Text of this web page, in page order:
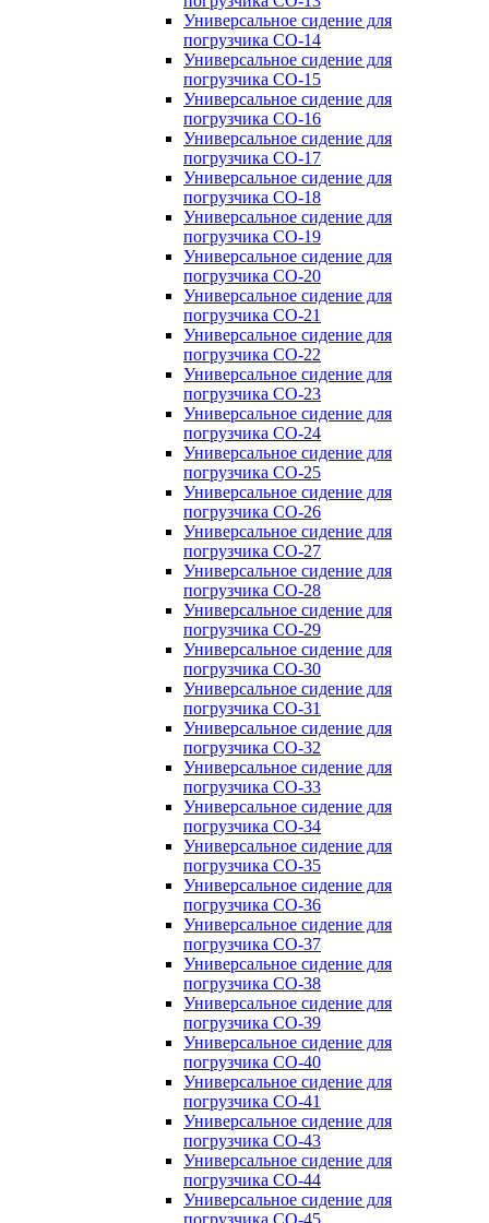
Универсальное сидение для
погрузчика CO-14
Универсальное сидение для
погрузчика CO-15
Универсальное сидение для
погрузчика CO-16
Универсальное сидение для
погрузчика CO-17
Универсальное сидение для
погрузчика CO-18
Универсальное сидение для
погрузчика CO-19
Универсальное сидение для
погрузчика CO-20
Универсальное сидение для
погрузчика CO-21
Универсальное сидение для
погрузчика CO-22
Универсальное сидение для
погрузчика CO-23
Универсальное сидение для
погрузчика CO-24
Универсальное сидение для
погрузчика CO-25
Универсальное сидение для
погрузчика CO-26
Универсальное сидение для
погрузчика CO-27
Универсальное сидение для
погрузчика CO-28
Универсальное сидение для
погрузчика CO-29
Универсальное сидение для
погрузчика CO-30
Универсальное сидение для
погрузчика CO-31
Универсальное сидение для
погрузчика CO-32
Универсальное сидение для
погрузчика CO-33
Универсальное сидение для
погрузчика CO-34
Универсальное сидение для
погрузчика CO-35
Универсальное сидение для
погрузчика CO-36
Универсальное сидение для
погрузчика CO-37
Универсальное сидение для
погрузчика CO-38
Универсальное сидение для
погрузчика CO-39
Универсальное сидение для
погрузчика CO-40
Универсальное сидение для
погрузчика CO-41
Универсальное сидение для
погрузчика CO-43
Универсальное сидение для
погрузчика CO-44
Универсальное сидение для
погрузчика CO-45